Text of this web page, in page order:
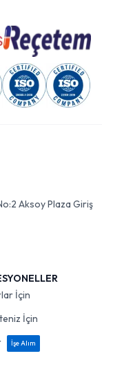
Aksoy Plaza Giriş
İçin
İçin
İşe Alım